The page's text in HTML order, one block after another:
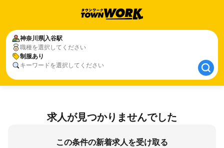
神奈川県入谷駅
職種を選択してください
制服あり
キーワードを選択してください
神奈川県入谷駅
制服あり
求人が見つかりませんでした
この条件の新着求人を受け取る